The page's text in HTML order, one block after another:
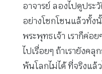
อาจารย์ ลองไปดูประ
อย่างโชกโชนแล้วทั้ง
พระพุทธเจ้า เราก็ค่อ
ไปเรื่อยๆ ถ้าเรายังค
พ้นโลกไม่ได้ ที่จริงแล้